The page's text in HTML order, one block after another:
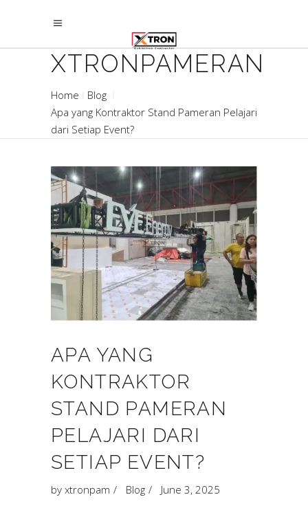
XTRONPAMERAN
Home
Blog
Apa yang Kontraktor Stand Pameran Pelajari
dari Setiap Event?
APA YANG
KONTRAKTOR
STAND PAMERAN
PELAJARI DARI
SETIAP EVENT?
by xtronpam Blog
June 3, 2025